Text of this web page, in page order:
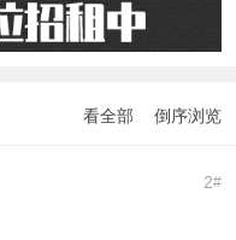
看全部 倒序浏览
2#